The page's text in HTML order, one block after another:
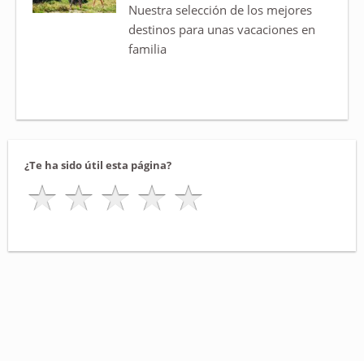
Nuestra selección de los mejores
destinos para unas vacaciones en
familia
¿Te ha sido útil esta página?